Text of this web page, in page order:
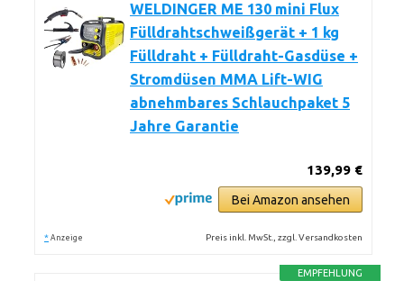
WELDINGER ME 130 mini Flux
Fülldrahtschweißgerät + 1 kg
Fülldraht + Fülldraht-Gasdüse +
Stromdüsen MMA Lift-WIG
abnehmbares Schlauchpaket 5
Jahre Garantie
139,99 €
Bei Amazon ansehen
* Anzeige Preis inkl. MwSt., zzgl. Versandkosten
EMPFEHLUNG